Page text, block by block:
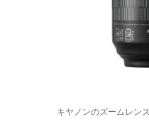
キヤノンのズームレン